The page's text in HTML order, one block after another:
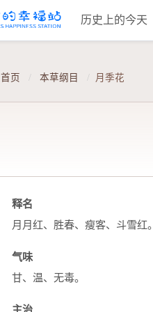
历史上的今天
首页 / 本草纲目 / 月季花
释名
月月红、胜春、瘦客、斗雪红。
气味
甘、温、无毒。
主治